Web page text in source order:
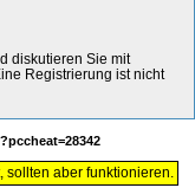
diskutieren Sie mit
Registrierung ist nicht
aber funktionieren.